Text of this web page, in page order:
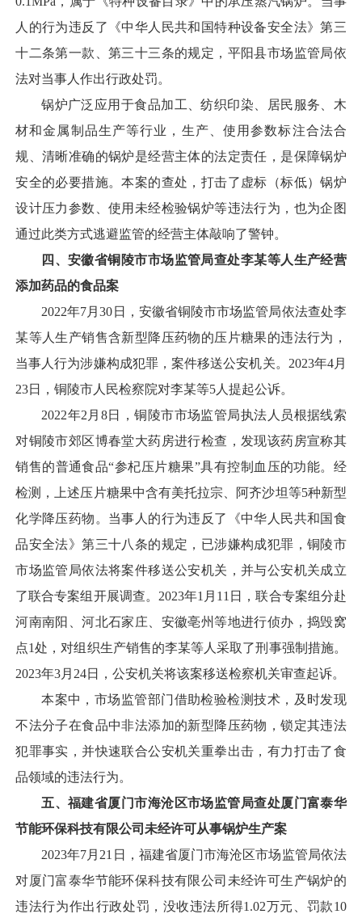
人的行为违反了《中华人民共和国特种设备安全法》第三
十二条第一款、第三十三条的规定，平阳县市场监管局依
法对当事人作出行政处罚。
锅炉广泛应用于食品加工、纺织印染、居民服务、木
材和金属制品生产等行业，生产、使用参数标注合法合
规、清晰准确的锅炉是经营主体的法定责任，是保障锅炉
安全的必要措施。本案的查处，打击了虚标（标低）锅炉
设计压力参数、使用未经检验锅炉等违法行为，也为企图
通过此类方式逃避监管的经营主体敲响了警钟。
四、安徽省铜陵市市场监管局查处李某等人生产经营
添加药品的食品案
2022年7月30日，安徽省铜陵市市场监管局依法查处李
某等人生产销售含新型降压药物的压片糖果的违法行为，
当事人行为涉嫌构成犯罪，案件移送公安机关。2023年4月
23日，铜陵市人民检察院对李某等5人提起公诉。
2022年2月8日，铜陵市市场监管局执法人员根据线索
对铜陵市郊区博春堂大药房进行检查，发现该药房宣称其
销售的普通食品“参杞压片糖果”具有控制血压的功能。经
检测，上述压片糖果中含有美托拉宗、阿齐沙坦等5种新型
化学降压药物。当事人的行为违反了《中华人民共和国食
品安全法》第三十八条的规定，已涉嫌构成犯罪，铜陵市
市场监管局依法将案件移送公安机关，并与公安机关成立
了联合专案组开展调查。2023年1月11日，联合专案组分赴
河南南阳、河北石家庄、安徽亳州等地进行侦办，捣毁窝
点1处，对组织生产销售的李某等人采取了刑事强制措施。
2023年3月24日，公安机关将该案移送检察机关审查起诉。
本案中，市场监管部门借助检验检测技术，及时发现
不法分子在食品中非法添加的新型降压药物，锁定其违法
犯罪事实，并快速联合公安机关重拳出击，有力打击了食
品领域的违法行为。
五、福建省厦门市海沧区市场监管局查处厦门富泰华
节能环保科技有限公司未经许可从事锅炉生产案
2023年7月21日，福建省厦门市海沧区市场监管局依法
对厦门富泰华节能环保科技有限公司未经许可生产锅炉的
违法行为作出行政处罚，没收违法所得1.02万元、罚款10